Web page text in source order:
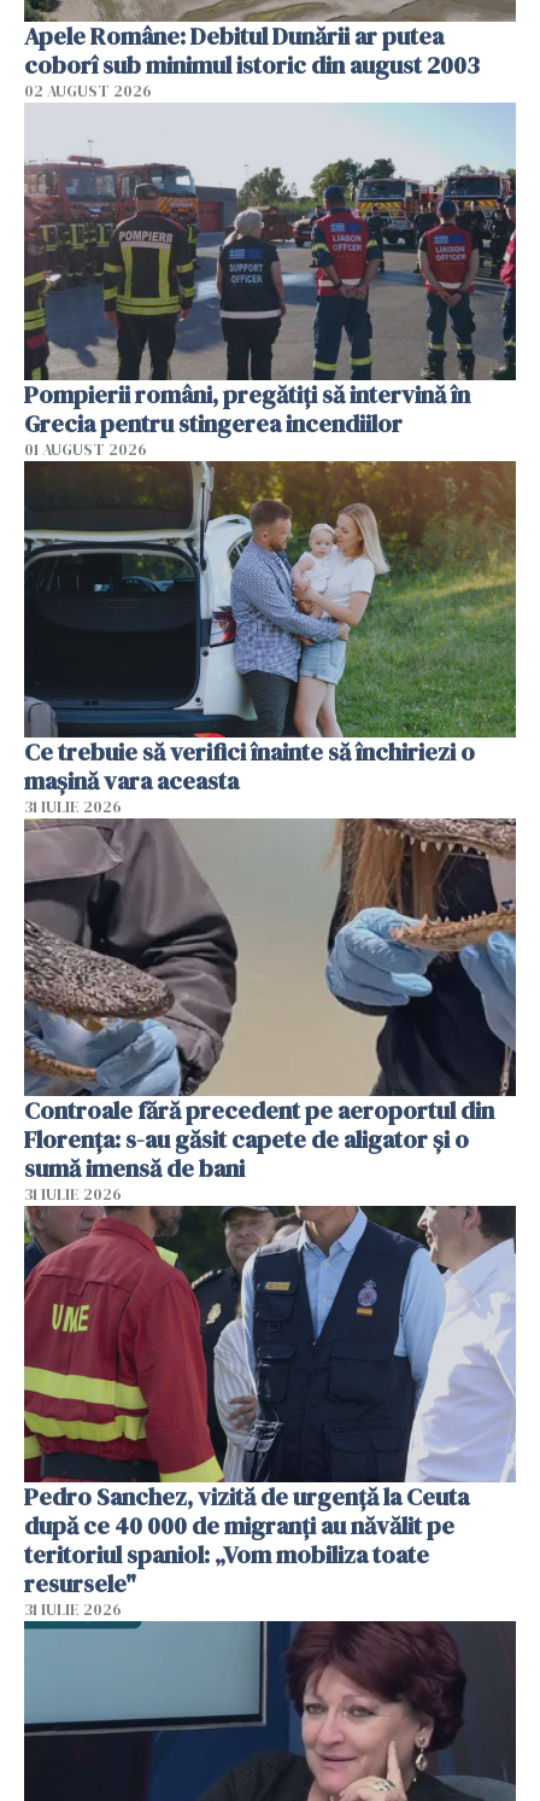
Apele Române: Debitul Dunării ar putea
coborî sub minimul istoric din august 2003
02 AUGUST 2026
Pompierii români, pregătiţi să intervină în
Grecia pentru stingerea incendiilor
01 AUGUST 2026
Ce trebuie să verifici înainte să închiriezi o
mașină vara aceasta
31 IULIE 2026
Controale fără precedent pe aeroportul din
Florența: s-au găsit capete de aligator și o
sumă imensă de bani
31 IULIE 2026
Pedro Sanchez, vizită de urgență la Ceuta
după ce 40 000 de migranți au năvălit pe
teritoriul spaniol: „Vom mobiliza toate
resursele"
31 IULIE 2026